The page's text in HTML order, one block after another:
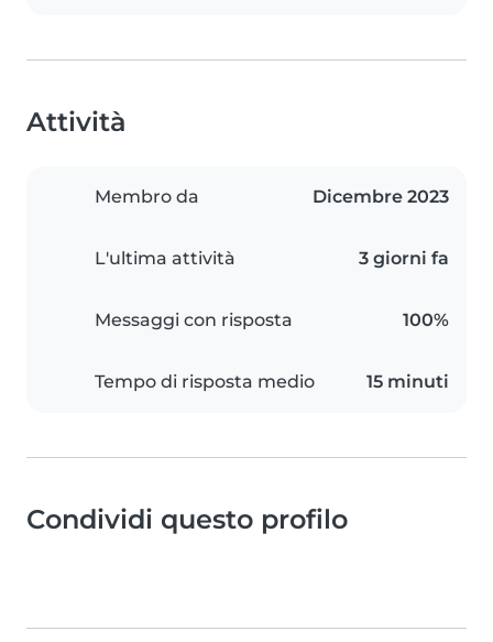
Attività
Membro da Dicembre 2023
L'ultima attività 3 giorni fa
Messaggi con risposta 100%
Tempo di risposta medio 15 minuti
Condividi questo profilo